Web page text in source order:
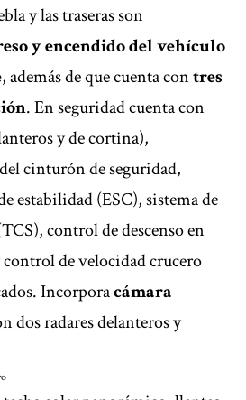
y las traseras son
y encendido del vehículo
, además de que cuenta contres
. En seguridad cuenta con
y de cortina),
cinturón de seguridad,
estabilidad (ESC), sistema de
control de descenso en
de velocidad crucero
Incorporacámara
dos radares delanteros y